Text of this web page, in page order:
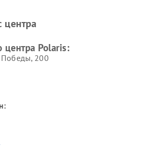
центра
центра Polaris:
Победы, 200